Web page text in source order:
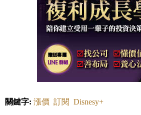
關鍵字: 漲價 訂閱 Disnesy+